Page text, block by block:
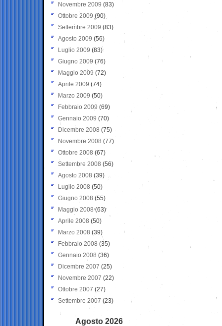
Novembre 2009 (83)
Ottobre 2009 (90)
Settembre 2009 (83)
Agosto 2009 (56)
Luglio 2009 (83)
Giugno 2009 (76)
Maggio 2009 (72)
Aprile 2009 (74)
Marzo 2009 (50)
Febbraio 2009 (69)
Gennaio 2009 (70)
Dicembre 2008 (75)
Novembre 2008 (77)
Ottobre 2008 (67)
Settembre 2008 (56)
Agosto 2008 (39)
Luglio 2008 (50)
Giugno 2008 (55)
Maggio 2008(63)
Aprile 2008 (50)
Marzo 2008 (39)
Febbraio 2008 (35)
Gennaio 2008 (36)
Dicembre 2007 (25)
Novembre 2007 (22)
Ottobre 2007 (27)
Settembre 2007 (23)
Agosto 2026